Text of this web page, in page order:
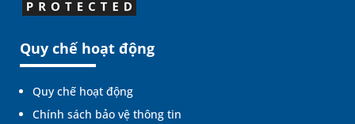
Quy chế hoạt động
Quy chế hoạt động
Chính sách bảo vệ thông tin